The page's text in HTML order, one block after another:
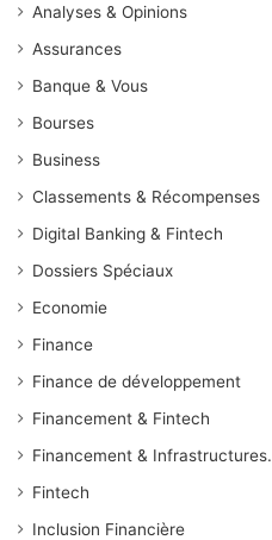
Analyses & Opinions
Assurances
Banque & Vous
Bourses
Business
Classements & Récompenses
Digital Banking & Fintech
Dossiers Spéciaux
Economie
Finance
Finance de développement
Financement & Fintech
Financement & Infrastructures.
Fintech
Inclusion Financière